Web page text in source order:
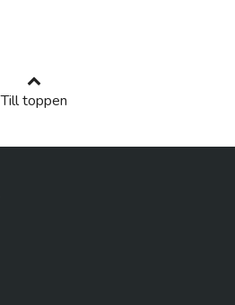
Till toppen